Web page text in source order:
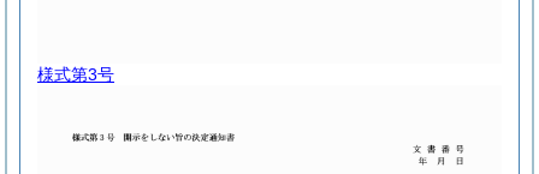
様式第3号